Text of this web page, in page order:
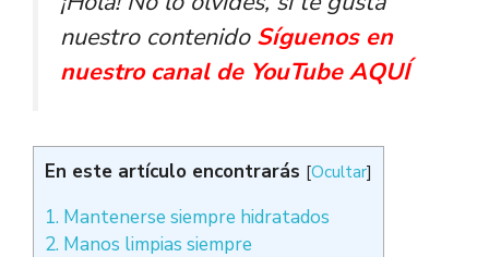
nuestro contenido Síguenos en
nuestro canal de YouTube AQUÍ
En este artículo encontrarás [Ocultar]
1. Mantenerse siempre hidratados
2. Manos limpias siempre